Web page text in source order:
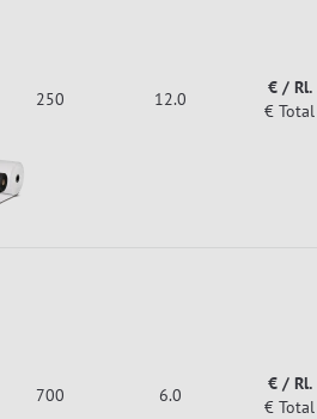
250 12.0
€ / Rl.
€ Total
700 6.0
€ / Rl.
€ Total